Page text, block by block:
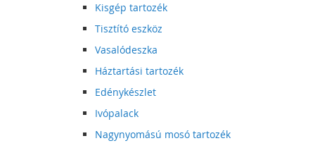
Kisgép tartozék
Tisztító eszköz
Vasalódeszka
Háztartási tartozék
Edénykészlet
Ivópalack
Nagynyomású mosó tartozék